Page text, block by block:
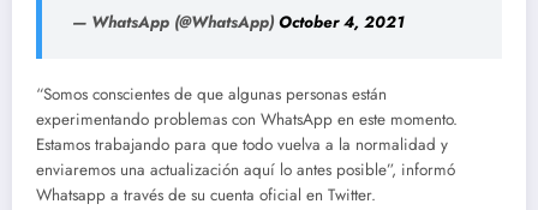
— WhatsApp (@WhatsApp) October 4, 2021
“Somos conscientes de que algunas personas están
experimentando problemas con WhatsApp en este momento.
Estamos trabajando para que todo vuelva a la normalidad y
enviaremos una actualización aquí lo antes posible”, informó
Whatsapp a través de su cuenta oficial en Twitter.